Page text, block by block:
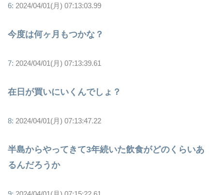
6: 2024/04/01(月) 07:13:03.99
今度は何ヶ月もつかな？
7: 2024/04/01(月) 07:13:39.61
在日が買いにいくんでしょ？
8: 2024/04/01(月) 07:13:47.22
半島からやってきて3年続いた飲食がどのくらいあ
るんだろうか